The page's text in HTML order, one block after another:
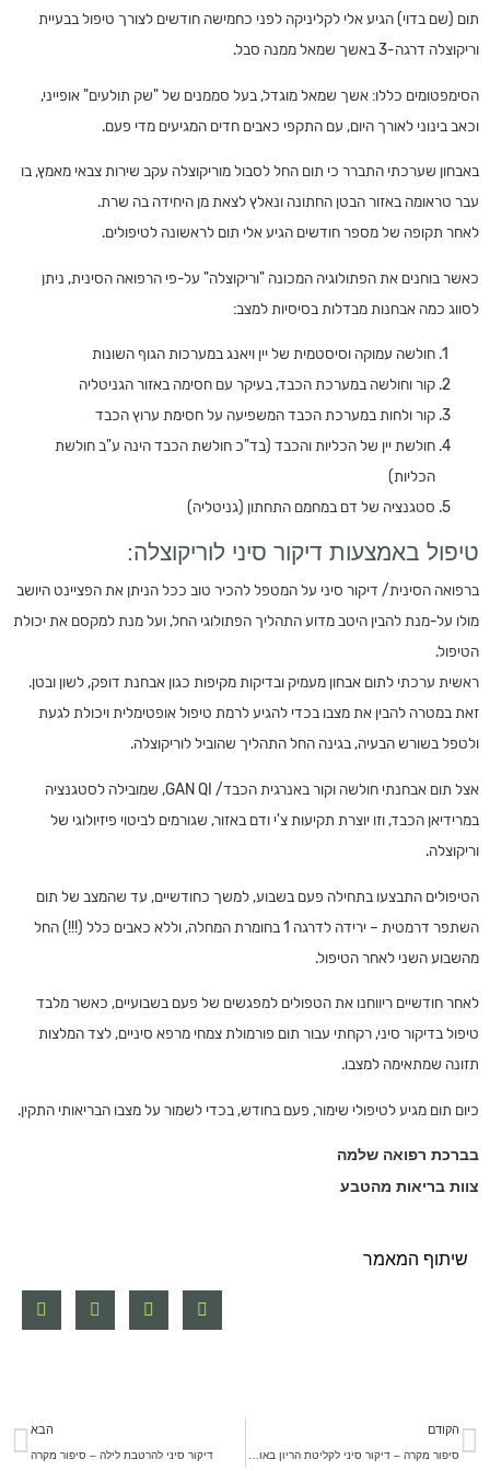
תום (שם בדוי) הגיע אלי לקליניקה לפני כחמישה חודשים לצורך טיפול בבעיית
וריקוצלה דרגה-3 באשך שמאל ממנה סבל.
הסימפטומים כללו: אשך שמאל מוגדל, בעל סממנים של "שק תולעים" אופייני,
וכאב בינוני לאורך היום, עם התקפי כאבים חדים המגיעים מדי פעם.
באבחון שערכתי התברר כי תום החל לסבול מוריקוצלה עקב שירות צבאי מאמץ, בו
עבר טראומה באזור הבטן החתונה ונאלץ לצאת מן היחידה בה שרת.
לאחר תקופה של מספר חודשים הגיע אלי תום לראשונה לטיפולים.
כאשר בוחנים את הפתולוגיה המכונה "וריקוצלה" על-פי הרפואה הסינית, ניתן
לסווג כמה אבחנות מבדלות בסיסיות למצב:
חולשה עמוקה וסיסטמית של יין ויאנג במערכות הגוף השונות
קור וחולשה במערכת הכבד, בעיקר עם חסימה באזור הגניטליה
קור ולחות במערכת הכבד המשפיעה על חסימת ערוץ הכבד
חולשת יין של הכליות והכבד (בד"כ חולשת הכבד הינה ע"ב חולשת
הכליות)
סטגנציה של דם במחמם התחתון (גניטליה)
טיפול באמצעות דיקור סיני לוריקוצלה:
ברפואה הסינית/ דיקור סיני על המטפל להכיר טוב ככל הניתן את הפציינט היושב
מולו על-מנת להבין היטב מדוע התהליך הפתולוגי החל, ועל מנת למקסם את יכולת
הטיפול.
ראשית ערכתי לתום אבחון מעמיק ובדיקות מקיפות כגון אבחנת דופק, לשון ובטן.
זאת במטרה להבין את מצבו בכדי להגיע לרמת טיפול אופטימלית ויכולת לגעת
ולטפל בשורש הבעיה, בגינה החל התהליך שהוביל לוריקוצלה.
אצל תום אבחנתי חולשה וקור באנרגית הכבד/ GAN QI, שמובילה לסטגנציה
במרידיאן הכבד, וזו יוצרת תקיעות צ'י ודם באזור, שגורמים לביטוי פיזיולוגי של
וריקוצלה.
הטיפולים התבצעו בתחילה פעם בשבוע, למשך כחודשיים, עד שהמצב של תום
השתפר דרמטית – ירידה לדרגה 1 בחומרת המחלה, וללא כאבים כלל (!!!) החל
מהשבוע השני לאחר הטיפול.
לאחר חודשיים ריווחנו את הטפולים למפגשים של פעם בשבועיים, כאשר מלבד
טיפול בדיקור סיני, רקחתי עבור תום פורמולת צמחי מרפא סיניים, לצד המלצות
תזונה שמתאימה למצבו.
כיום תום מגיע לטיפולי שימור, פעם בחודש, בכדי לשמור על מצבו הבריאותי התקין.
בברכת רפואה שלמה
צוות בריאות מהטבע
שיתוף המאמר
הקודם הבא
דיקור סיני להרטבת לילה – סיפור מקרה